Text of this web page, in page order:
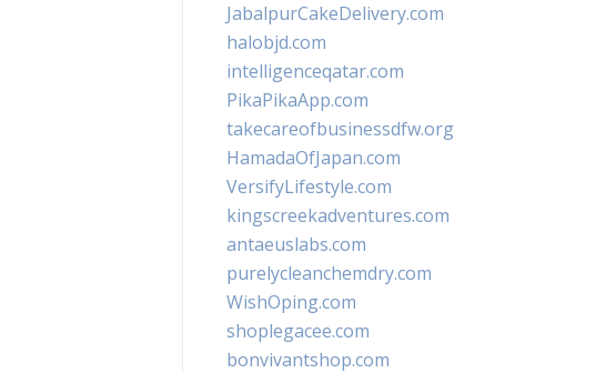
JabalpurCakeDelivery.com
halobjd.com
intelligenceqatar.com
PikaPikaApp.com
takecareofbusinessdfw.org
HamadaOfJapan.com
VersifyLifestyle.com
kingscreekadventures.com
antaeuslabs.com
purelycleanchemdry.com
WishOping.com
shoplegacee.com
bonvivantshop.com